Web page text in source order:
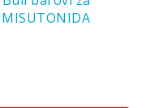
MISUTONIDA